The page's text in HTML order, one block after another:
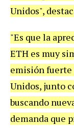
Unidos",
"Es que la
ETH es muy
emisión fuerte
Unidos, junto
buscando
demanda que